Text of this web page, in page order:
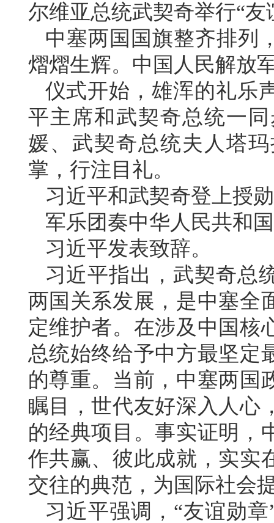
尔维亚总统武契奇举行“
中塞两国国旗整齐排列
熠熠生辉。中国人民解放
仪式开始，雄浑的礼乐
平主席和武契奇总统一
媛、武契奇总统夫人塔
掌，行注目礼。
习近平和武契奇登上授
军乐团奏中华人民共和
习近平发表致辞。
习近平指出，武契奇总
两国关系发展，是中塞全
定维护者。在涉及中国核
总统始终给予中方最坚定
的尊重。当前，中塞两国
瞩目，世代友好深入人心
的经典项目。事实证明，
作共赢、彼此成就，实实
交往的典范，为国际社会
习近平强调，“友谊勋